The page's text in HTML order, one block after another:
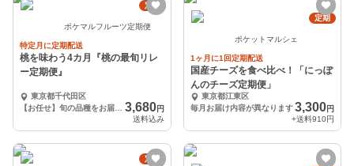
定期
ポケマルフルーツ定期便
特定月に定期配送
桃を味わう4カ月『桃の最旬リレ
ー定期便』
東京都千代田区
3,680円
送料込み
定期
ポケットマルシェ
1ヶ月に1回定期配送
国産チーズを食べ比べ！「にっぽ
んのチーズ定期便」
東京都江東区
毎月お届け内容が異なります 3,300円
+送料910円
定期